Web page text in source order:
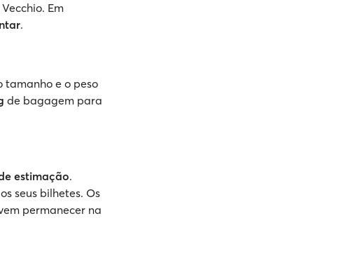
Em
.
tamanho e o peso
de bagagem para
estimação.
seus bilhetes. Os
permanecer na